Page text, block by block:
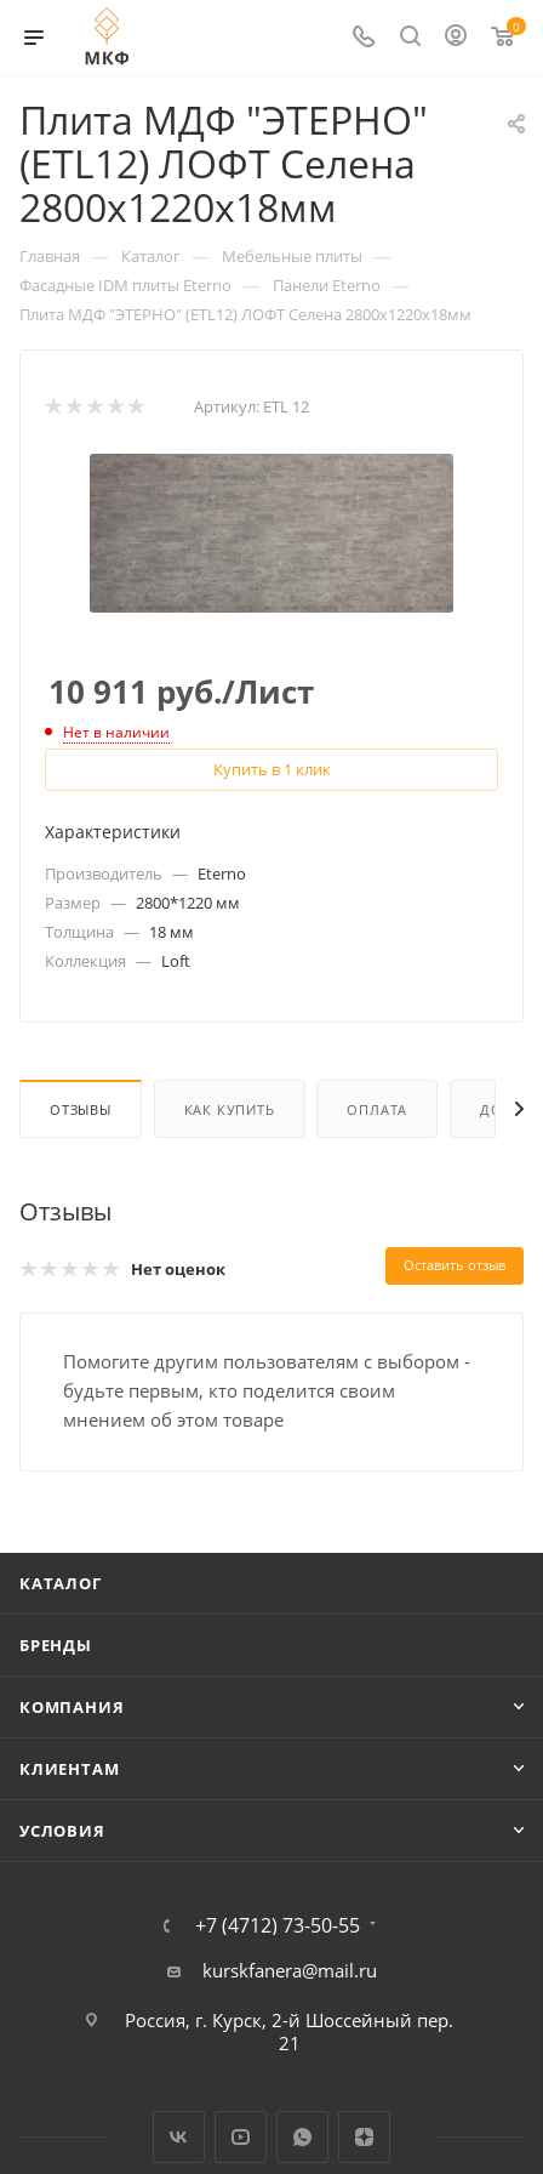
0
Плита МДФ "ЭТЕРНО"
(ETL12) ЛОФТ Селена
2800х1220х18мм
Главная — Каталог — Мебельные плиты —
Фасадные IDM плиты Eterno — Панели Eterno —
Плита МДФ "ЭТЕРНО" (ETL12) ЛОФТ Селена 2800х1220х18мм
Артикул: ETL 12
10 911 руб./Лист
Нет в наличии
Купить в 1 клик
Характеристики
Производитель — Eterno
Размер — 2800*1220 мм
Толщина — 18 мм
Коллекция — Loft
ОТЗЫВЫ КАК КУПИТЬ ОПЛАТА
Отзывы
Нет оценок Оставить отзыв
Помогите другим пользователям с выбором -
будьте первым, кто поделится своим
мнением об этом товаре
КАТАЛОГ
БРЕНДЫ
КОМПАНИЯ
КЛИЕНТАМ
УСЛОВИЯ
+7 (4712) 73-50-55
kurskfanera@mail.ru
Россия, г. Курск, 2-й Шоссейный пер.
21